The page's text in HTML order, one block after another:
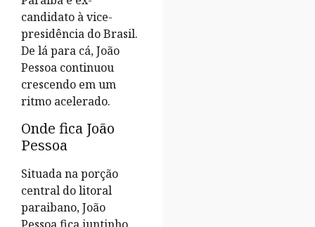
candidato à vice-
presidência do Brasil.
De lá para cá, João
Pessoa continuou
crescendo em um
ritmo acelerado.
Onde fica João
Pessoa
Situada na porção
central do litoral
paraibano, João